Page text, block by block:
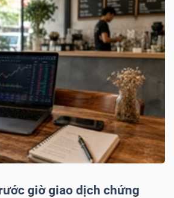
giờ giao dịch chứng